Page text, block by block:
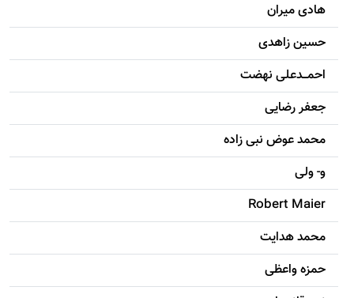
هادی ميران
حسين زاهدی
احمـــدعلی نهضت
جعفر رضایی
محمد عوض نبی زاده
و- ولی
Robert Maier
محمد هدایت
حمزه واعظی